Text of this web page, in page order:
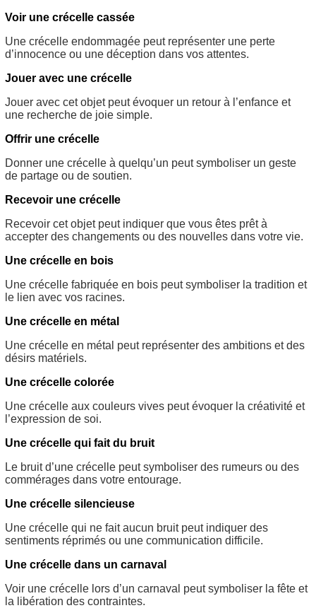
Voir une crécelle cassée
Une crécelle endommagée peut représenter une perte
d’innocence ou une déception dans vos attentes.
Jouer avec une crécelle
Jouer avec cet objet peut évoquer un retour à l’enfance et
une recherche de joie simple.
Offrir une crécelle
Donner une crécelle à quelqu’un peut symboliser un geste
de partage ou de soutien.
Recevoir une crécelle
Recevoir cet objet peut indiquer que vous êtes prêt à
accepter des changements ou des nouvelles dans votre vie.
Une crécelle en bois
Une crécelle fabriquée en bois peut symboliser la tradition et
le lien avec vos racines.
Une crécelle en métal
Une crécelle en métal peut représenter des ambitions et des
désirs matériels.
Une crécelle colorée
Une crécelle aux couleurs vives peut évoquer la créativité et
l’expression de soi.
Une crécelle qui fait du bruit
Le bruit d’une crécelle peut symboliser des rumeurs ou des
commérages dans votre entourage.
Une crécelle silencieuse
Une crécelle qui ne fait aucun bruit peut indiquer des
sentiments réprimés ou une communication difficile.
Une crécelle dans un carnaval
Voir une crécelle lors d’un carnaval peut symboliser la fête et
la libération des contraintes.